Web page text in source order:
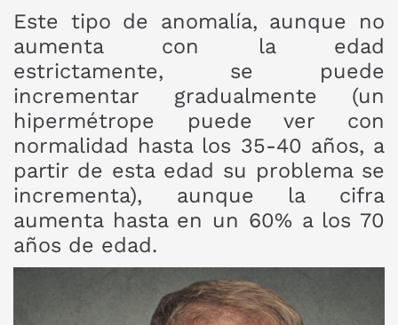
Este tipo de anomalía, aunque no
aumenta con la edad
estrictamente, se puede
incrementar gradualmente (un
hipermétrope puede ver con
normalidad hasta los 35-40 años, a
partir de esta edad su problema se
incrementa), aunque la cifra
aumenta hasta en un 60% a los 70
años de edad.